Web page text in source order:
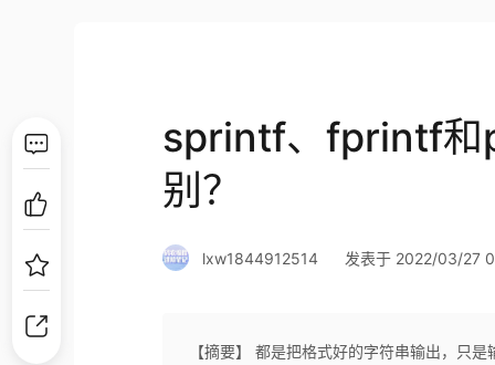
sprintf、fprintf和
别？
lxw1844912514 发表于 2022/03/27
【摘要】 都是把格式好的字符串输出，只